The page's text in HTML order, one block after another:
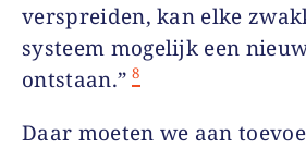
verspreiden, kan elke
systeem mogelijk een
ontstaan.” 8
Daar moeten we aan